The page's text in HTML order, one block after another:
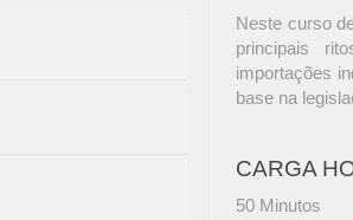
Neste curso
principais
importações
base na
CARGA
50 Minutos